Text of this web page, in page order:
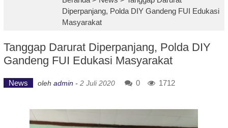
Diperpanjang, Polda DIY Gandeng FUI Edukasi
Masyarakat
Tanggap Darurat Diperpanjang, Polda DIY
Gandeng FUI Edukasi Masyarakat
News oleh admin - 2 Juli 2020 0 1712